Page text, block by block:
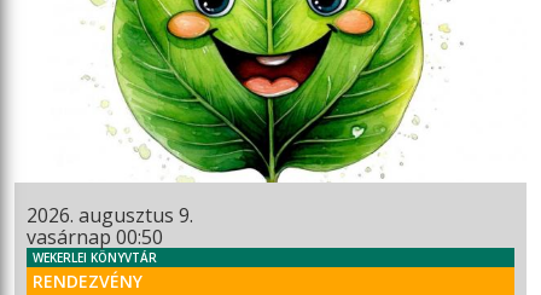
2026. augusztus 9.
vasárnap 00:50
WEKERLEI KÖNYVTÁR
RENDEZVÉNY